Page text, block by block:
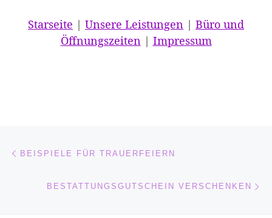
Starseite | Unsere Leistungen | Büro und
Öffnungszeiten| Impressum
Beitragsnavigation
BEISPIELE FÜR TRAUERFEIERN
BESTATTUNGSGUTSCHEIN VERSCHENKEN